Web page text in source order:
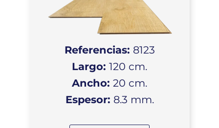
Referencias: 8123
Largo: 120 cm.
Ancho: 20 cm.
Espesor: 8.3 mm.